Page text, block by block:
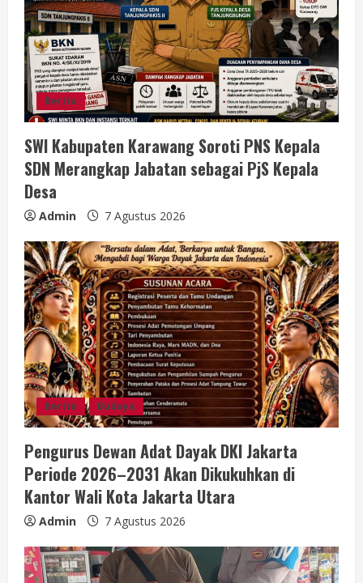
e
a
d
i
n
g
Berita
SWI Kabupaten Karawang Soroti PNS Kepala
SDN Merangkap Jabatan sebagai PjS Kepala
Desa
Admin 7 Agustus 2026
Berita Budaya
Pengurus Dewan Adat Dayak DKI Jakarta
Periode 2026–2031 Akan Dikukuhkan di
Kantor Wali Kota Jakarta Utara
Admin 7 Agustus 2026